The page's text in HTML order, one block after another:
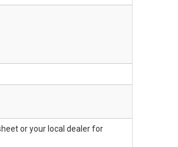
or your local dealer for